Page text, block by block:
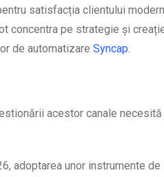
satisfacția clientului
concentra pe strategie și
de automatizare Syncap.
acestor canale necesită
adoptarea unor instrumente de